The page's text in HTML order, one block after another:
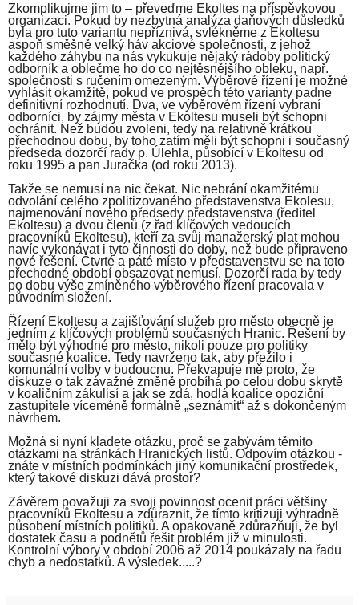
Zkomplikujme jim to – převeďme Ekoltes na příspěvkovou
organizaci. Pokud by nezbytná analýza daňových důsledků
byla pro tuto variantu nepříznivá, svlékněme z Ekoltesu
aspoň směšně velký háv akciové společnosti, z jehož
každého záhybu na nás vykukuje nějaký rádoby politický
odborník a oblečme ho do co nejtěsnějšího obleku, např.
společnosti s ručením omezeným. Výběrové řízení je možné
vyhlásit okamžitě, pokud ve prospěch této varianty padne
definitivní rozhodnutí. Dva, ve výběrovém řízení vybraní
odborníci, by zájmy města v Ekoltesu museli být schopni
ochránit. Než budou zvoleni, tedy na relativně krátkou
přechodnou dobu, by toho zatím měli být schopni i současný
předseda dozorčí rady p. Úlehla, působící v Ekoltesu od
roku 1995 a pan Juračka (od roku 2013).
Takže se nemusí na nic čekat. Nic nebrání okamžitému
odvolání celého zpolitizovaného představenstva Ekolesu,
najmenování nového předsedy představenstva (ředitel
Ekoltesu) a dvou členů (z řad klíčových vedoucích
pracovníků Ekoltesu), kteří za svůj manažerský plat mohou
navíc vykonávat i tyto činnosti do doby, než bude připraveno
nové řešení. Čtvrté a páté místo v představenstvu se na toto
přechodné období obsazovat nemusí. Dozorčí rada by tedy
po dobu výše zmíněného výběrového řízení pracovala v
původním složení.
Řízení Ekoltesu a zajišťování služeb pro město obecně je
jedním z klíčových problémů současných Hranic. Řešení by
mělo být výhodné pro město, nikoli pouze pro politiky
současné koalice. Tedy navrženo tak, aby přežilo i
komunální volby v budoucnu. Překvapuje mě proto, že
diskuze o tak závažné změně probíhá po celou dobu skrytě
v koaličním zákulisí a jak se zdá, hodlá koalice opoziční
zastupitele víceméně formálně „seznámit“ až s dokončeným
návrhem.
Možná si nyní kladete otázku, proč se zabývám těmito
otázkami na stránkách Hranických listů. Odpovím otázkou -
znáte v místních podmínkách jiný komunikační prostředek,
který takové diskuzi dává prostor?
Závěrem považuji za svoji povinnost ocenit práci většiny
pracovníků Ekoltesu a zdůraznit, že tímto kritizuji výhradně
působení místních politiků. A opakovaně zdůrazňuji, že byl
dostatek času a podnětů řešit problém již v minulosti.
Kontrolní výbory v období 2006 až 2014 poukázaly na řadu
chyb a nedostatků. A výsledek.....?